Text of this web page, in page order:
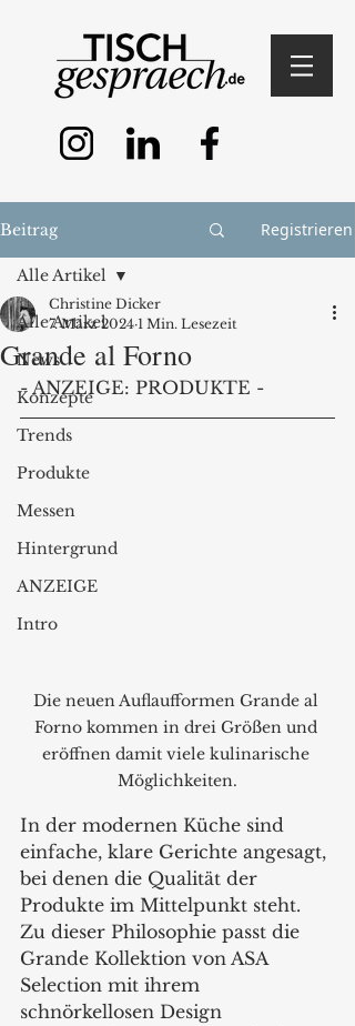
Beitrag Registrieren
Alle Artikel
News
Konzepte
Trends
Produkte
Messen
Hintergrund
ANZEIGE
Intro
Alle Artikel
Grande al Forno
Christine Dicker
7. März 2024 1 Min. Lesezeit
- ANZEIGE: PRODUKTE -
Die neuen Auflaufformen Grande al
Forno kommen in drei Größen und
eröffnen damit viele kulinarische
Möglichkeiten.
In der modernen Küche sind
einfache, klare Gerichte angesagt,
bei denen die Qualität der
Produkte im Mittelpunkt steht.
Zu dieser Philosophie passt die
Grande Kollektion von ASA
Selection mit ihrem
schnörkellosen Design